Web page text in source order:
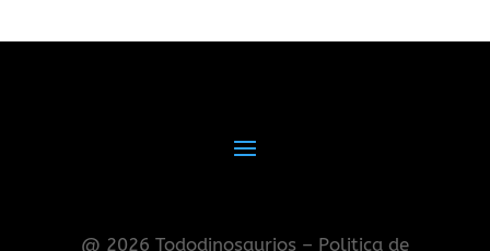
@ 2026 Tododinosaurios – Politica de